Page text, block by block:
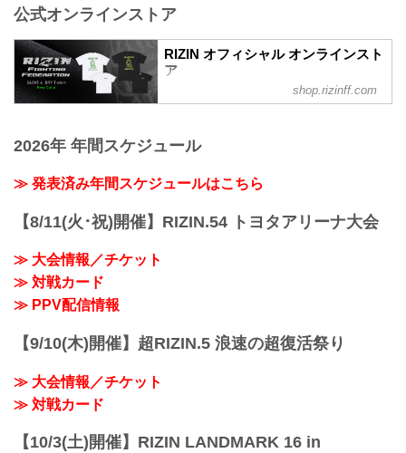
公式オンラインストア
RIZIN オフィシャル オンラインスト
ア
日本の総合格闘技団体「RIZIN（ライジ
う。
shop.rizinff.com
2026年 年間スケジュール
≫ 発表済み年間スケジュールはこちら
【8/11(火･祝)開催】RIZIN.54 トヨタアリーナ大会
≫ 大会情報／チケット
≫ 対戦カード
≫ PPV配信情報
【9/10(木)開催】超RIZIN.5 浪速の超復活祭り
≫ 大会情報／チケット
≫ 対戦カード
【10/3(土)開催】RIZIN LANDMARK 16 in